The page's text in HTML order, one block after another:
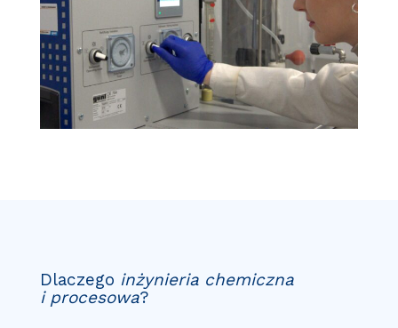
Dlaczego inżynieria chemiczna
i procesowa?